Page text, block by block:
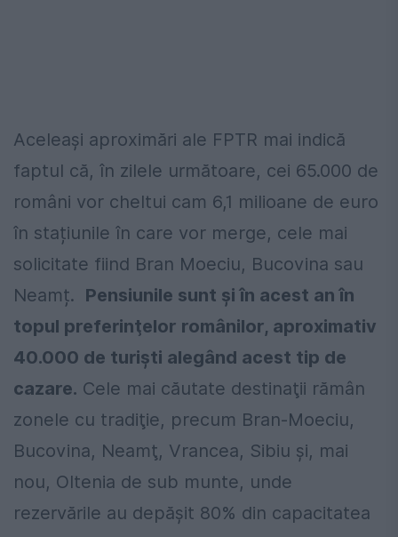
Aceleași aproximări ale FPTR mai indică
faptul că, în zilele următoare, cei 65.000 de
români vor cheltui cam 6,1 milioane de euro
în stațiunile în care vor merge, cele mai
solicitate fiind Bran Moeciu, Bucovina sau
Neamț. Pensiunile sunt şi în acest an în
topul preferinţelor românilor, aproximativ
40.000 de turişti alegând acest tip de
cazare. Cele mai căutate destinaţii rămân
zonele cu tradiţie, precum Bran-Moeciu,
Bucovina, Neamţ, Vrancea, Sibiu şi, mai
nou, Oltenia de sub munte, unde
rezervările au depăşit 80% din capacitatea